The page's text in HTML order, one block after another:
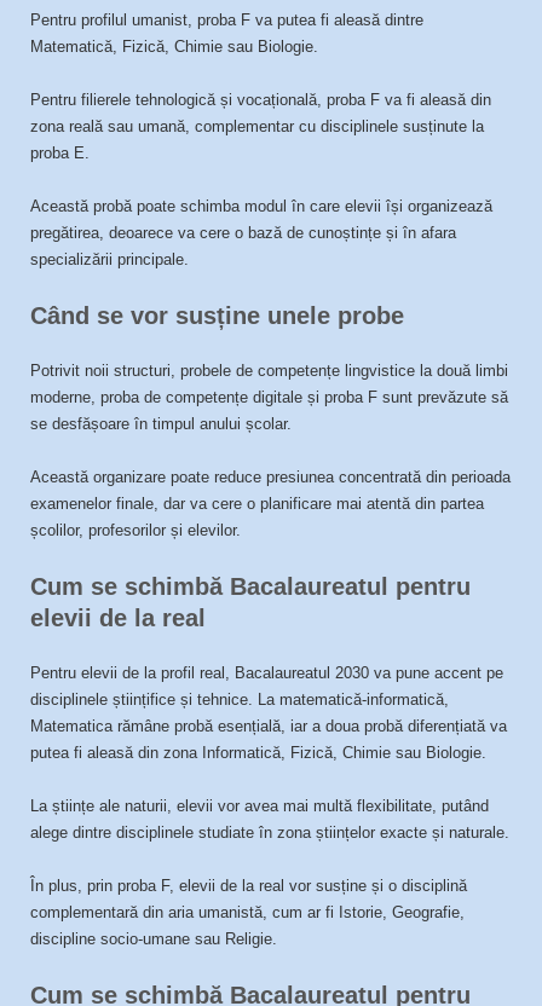
Pentru profilul umanist, proba F va putea fi aleasă dintre
Matematică, Fizică, Chimie sau Biologie.
Pentru filierele tehnologică și vocațională, proba F va fi aleasă din
zona reală sau umană, complementar cu disciplinele susținute la
proba E.
Această probă poate schimba modul în care elevii își organizează
pregătirea, deoarece va cere o bază de cunoștințe și în afara
specializării principale.
Când se vor susține unele probe
Potrivit noii structuri, probele de competențe lingvistice la două limbi
moderne, proba de competențe digitale și proba F sunt prevăzute să
se desfășoare în timpul anului școlar.
Această organizare poate reduce presiunea concentrată din perioada
examenelor finale, dar va cere o planificare mai atentă din partea
școlilor, profesorilor și elevilor.
Cum se schimbă Bacalaureatul pentru
elevii de la real
Pentru elevii de la profil real, Bacalaureatul 2030 va pune accent pe
disciplinele științifice și tehnice. La matematică-informatică,
Matematica rămâne probă esențială, iar a doua probă diferențiată va
putea fi aleasă din zona Informatică, Fizică, Chimie sau Biologie.
La științe ale naturii, elevii vor avea mai multă flexibilitate, putând
alege dintre disciplinele studiate în zona științelor exacte și naturale.
În plus, prin proba F, elevii de la real vor susține și o disciplină
complementară din aria umanistă, cum ar fi Istorie, Geografie,
discipline socio-umane sau Religie.
Cum se schimbă Bacalaureatul pentru